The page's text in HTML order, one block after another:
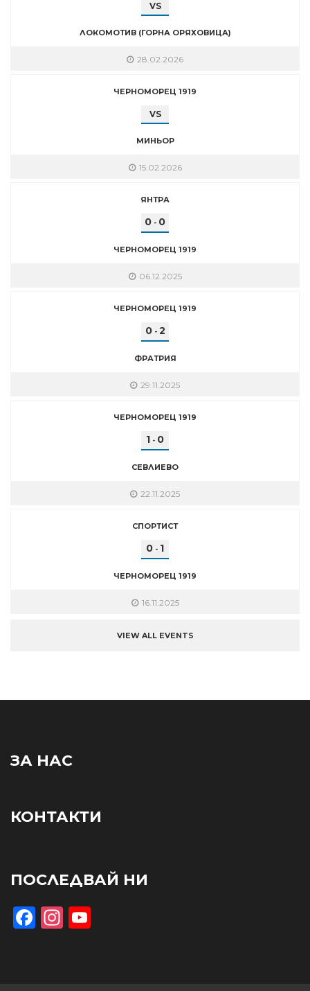
VS
ЛОКОМОТИВ (ГОРНА ОРЯХОВИЦА)
28.02.2026
ЧЕРНОМОРЕЦ 1919
VS
МИНЬОР
15.02.2026
ЯНТРА
0 - 0
ЧЕРНОМОРЕЦ 1919
06.12.2025
ЧЕРНОМОРЕЦ 1919
0- 2
ФРАТРИЯ
29.11.2025
ЧЕРНОМОРЕЦ 1919
1 - 0
СЕВЛИЕВО
22.11.2025
СПОРТИСТ
0 - 1
ЧЕРНОМОРЕЦ 1919
16.11.2025
VIEW ALL EVENTS
ЗА НАС
КОНТАКТИ
ПОСЛЕДВАЙ НИ
Facebook
Instagram